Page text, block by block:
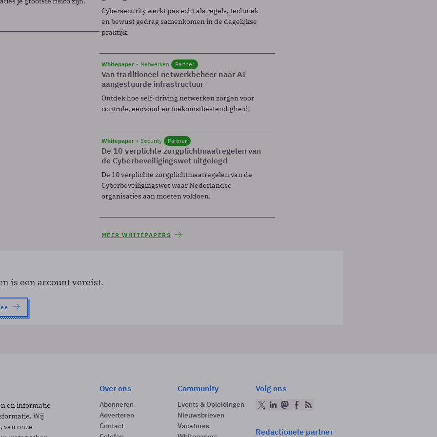
Cybersecurity werkt pas echt als regels, techniek
en bewust gedrag samenkomen in de dagelijkse
praktijk.
Whitepaper Netwerken Partner
Van traditioneel netwerkbeheer naar AI
aangestuurde infrastructuur
Ontdek hoe self-driving netwerken zorgen voor
controle, eenvoud en toekomstbestendigheid.
Whitepaper Security Partner
De 10 verplichte zorgplichtmaatregelen van
de Cyberbeveiligingswet uitgelegd
De 10 verplichte zorgplichtmaatregelen van de
Cyberbeveiligingswet waar Nederlandse
organisaties aan moeten voldoen.
MEER WHITEPAPERS
is een account vereist.
en informatie
Wij
van onze
Over ons
Abonneren
Adverteren
Contact
Community
Events & Opleidingen
Nieuwsbrieven
Vacatures
Volg ons
Redactionele partner